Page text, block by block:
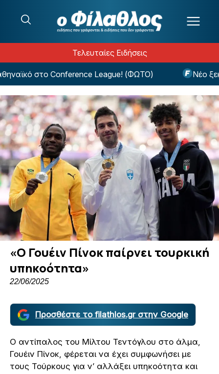
Τελευταίες Ειδήσεις
στο Conference League! (ΦΩΤΟ) Νέο
«Ο Γουέιν Πίνοκ παίρνει τουρκική
υπηκοότητα»
22/06/2025
Προσθέστε το filathlos.gr στην Google
Ο αντίπαλος του Μίλτου Τεντόγλου στο άλμα,
Γουέιν Πίνοκ, φέρεται να έχει συμφωνήσει με
τους Τούρκους για ν’ αλλάξει υπηκοότητα και